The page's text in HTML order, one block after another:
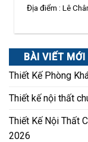
Địa điểm :Lê
BÀI VIẾT MỚI
Thiết Kế Phòng
Thiết kế nội thất
Thiết Kế Nội Thất
2026